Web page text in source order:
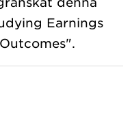
Earnings